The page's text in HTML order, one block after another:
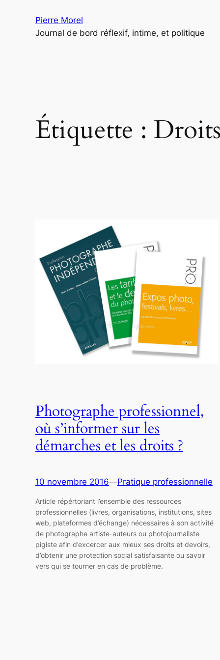
Pierre Morel
Journal de bord réflexif, intime, et politique
Étiquette :
Photographe professionnel,
où s’informer sur les
démarches et les droits ?
10 novembre 2016—Pratique professionnelle
Article répértoriant l’ensemble des ressources
professionnelles (livres, organisations, institutions, sites
web, plateformes d’échange) nécessaires à son activité
de photographe artiste-auteurs ou photojournaliste
pigiste afin d’excercer aux mieux ses droits et devoirs,
d’obtenir une protection social satisfaisante ou savoir
vers qui se tourner en cas de problème.